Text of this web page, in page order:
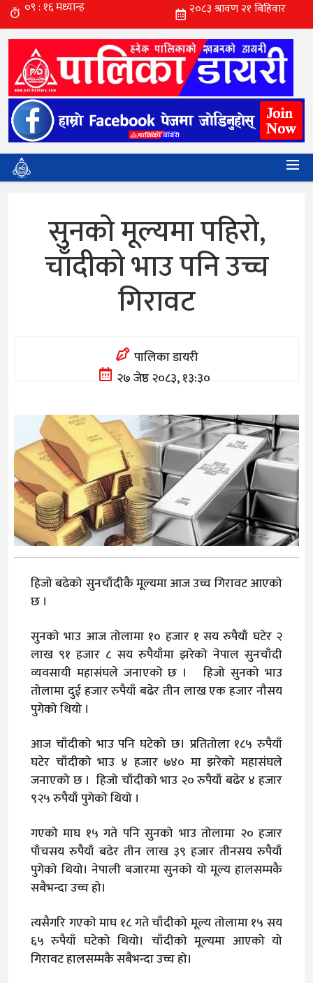
सुनको मूल्यमा पहिरो,
चाँदीको भाउ पनि उच्च
गिरावट
पालिका डायरी
२७ जेष्ठ २०८३, १३:३०
हिजो बढेको सुनचाँदीकै मूल्यमा आज उच्च गिरावट आएको
छ ।
सुनको भाउ आज तोलामा १० हजार १ सय रुपैयाँ घटेर २
लाख ९१ हजार ८ सय रुपैयाँमा झरेको नेपाल सुनचाँदी
व्यवसायी महासंघले जनाएको छ । हिजो सुनको भाउ
तोलामा दुई हजार रुपैयाँ बढेर तीन लाख एक हजार नौसय
पुगेको थियो ।
आज चाँदीको भाउ पनि घटेको छ। प्रतितोला १८५ रुपैयाँ
घटेर चाँदीको भाउ ४ हजार ७४० मा झरेको महासंघले
जनाएको छ । हिजो चाँदीको भाउ २० रुपैयाँ बढेर ४ हजार
९२५ रुपैयाँ पुगेको थियो ।
गएको माघ १५ गते पनि सुनको भाउ तोलामा २० हजार
पाँचसय रुपैयाँ बढेर तीन लाख ३९ हजार तीनसय रुपैयाँ
पुगेको थियो। नेपाली बजारमा सुनको यो मूल्य हालसम्मकै
सबैभन्दा उच्च हो।
त्यसैगरि गएको माघ १८ गते चाँदीको मूल्य तोलामा १५ सय
६५ रुपैयाँ घटेको थियो। चाँदीको मूल्यमा आएको यो
गिरावट हालसम्मकै सबैभन्दा उच्च हो।